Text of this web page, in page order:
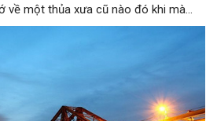
về một thủa xưa cũ nào đó khi mà
đó mới mẻ. Bởi thế mà tôi lại vô cùng
đợi khoảnh khắc ấy. Khoảnh khắc
giản, rất đỗi bình thường và vẫn diễn